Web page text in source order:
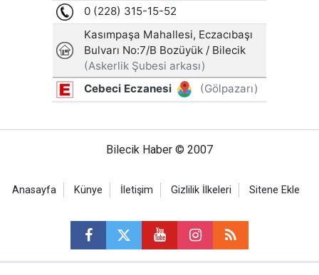
Bilecik Haber © 2007
Anasayfa Künye İletişim Gizlilik İlkeleri Sitene Ekle